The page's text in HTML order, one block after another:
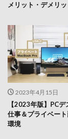
メリット・デメリッ
2023年4月15日
【2023年版】PCデ
仕事＆プライベー
環境